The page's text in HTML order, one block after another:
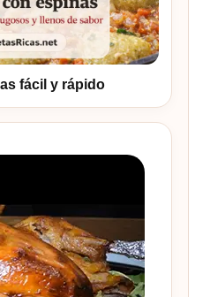
fácil y rápido